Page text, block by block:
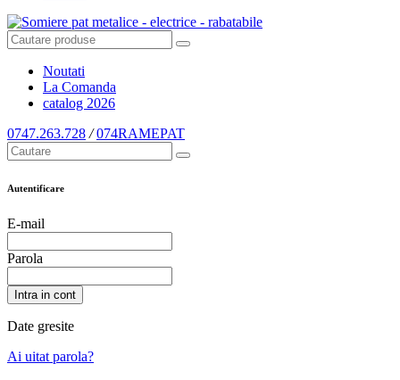
Noutati
La Comanda
catalog 2026
0747.263.728 / 074RAMEPAT
Autentificare
E-mail
Parola
Intra in cont
Date gresite
Ai uitat parola?